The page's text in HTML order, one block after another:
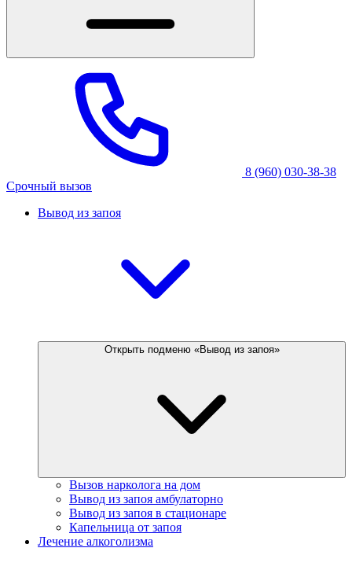
8 (960) 030-38-38
Срочный вызов
Вывод из запоя
Открыть подменю «Вывод из запоя»
Вызов нарколога на дом
Вывод из запоя амбулаторно
Вывод из запоя в стационаре
Капельница от запоя
Лечение алкоголизма